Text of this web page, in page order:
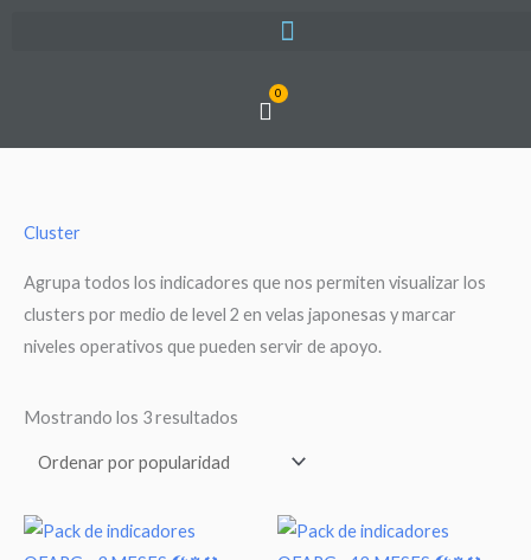
0
Cart
Cluster
Agrupa todos los indicadores que nos permiten visualizar los
clusters por medio de level 2 en velas japonesas y marcar
niveles operativos que pueden servir de apoyo.
Mostrando los 3 resultados